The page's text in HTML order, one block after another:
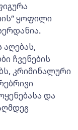
ყოფილი
ჩვენების
კრიმინალური
და